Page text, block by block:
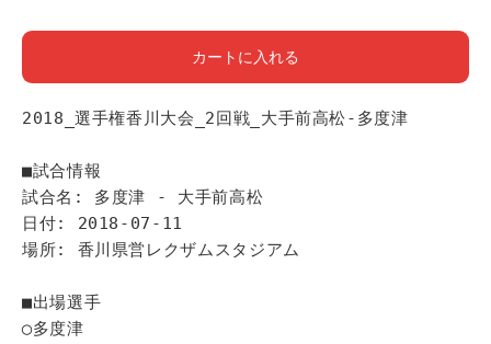
カートに入れる
2018_選手権香川大会_2回戦_大手前高松-多度津
■試合情報
試合名: 多度津 - 大手前高松
日付: 2018-07-11
場所: 香川県営レクザムスタジアム
■出場選手
◯多度津